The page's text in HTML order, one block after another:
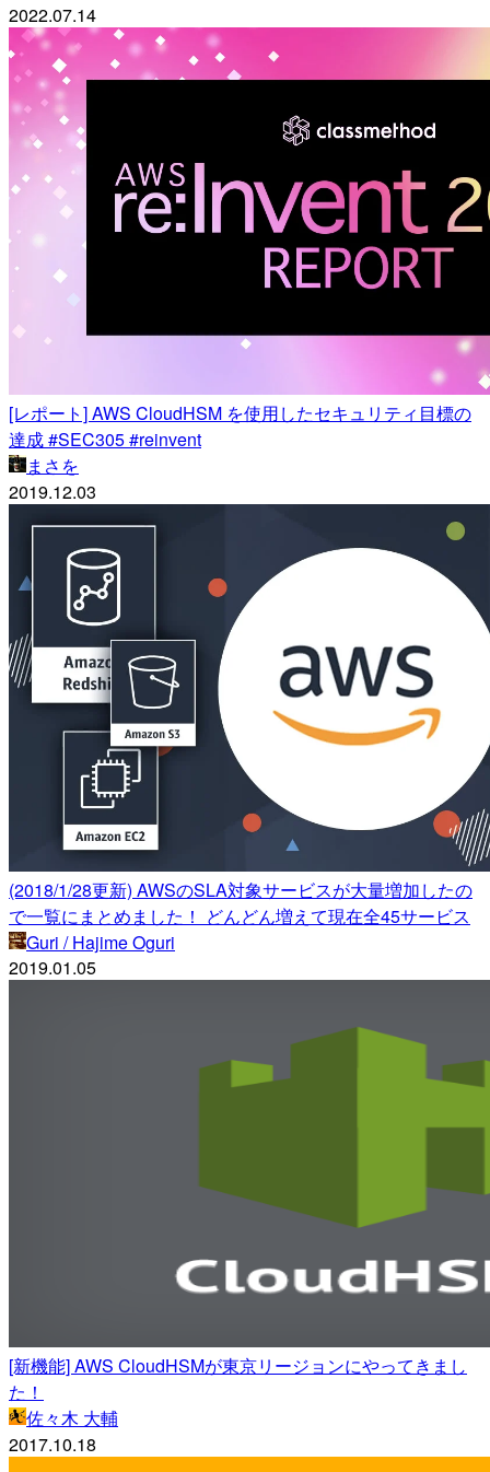
2022.07.14
[レポート] AWS CloudHSM を使用したセキュリティ目標の
達成 #SEC305 #reinvent
まさを
2019.12.03
(2018/1/28更新) AWSのSLA対象サービスが大量増加したの
で一覧にまとめました！ どんどん増えて現在全45サービス
Guri / Hajime Oguri
2019.01.05
[新機能] AWS CloudHSMが東京リージョンにやってきまし
た！
佐々木 大輔
2017.10.18